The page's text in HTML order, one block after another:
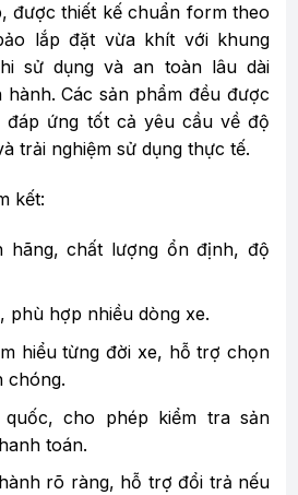
được thiết kế chuẩn form theo
lắp đặt vừa khít với khung
sử dụng và an toàn lâu dài
Các sản phẩm đều được
đáp ứng tốt cả yêu cầu về độ
trải nghiệm sử dụng thực tế.
kết:
hãng, chất lượng ổn định, độ
phù hợp nhiều dòng xe.
hiểu từng đời xe, hỗ trợ chọn
chóng.
quốc, cho phép kiểm tra sản
toán.
rõ ràng, hỗ trợ đổi trả nếu